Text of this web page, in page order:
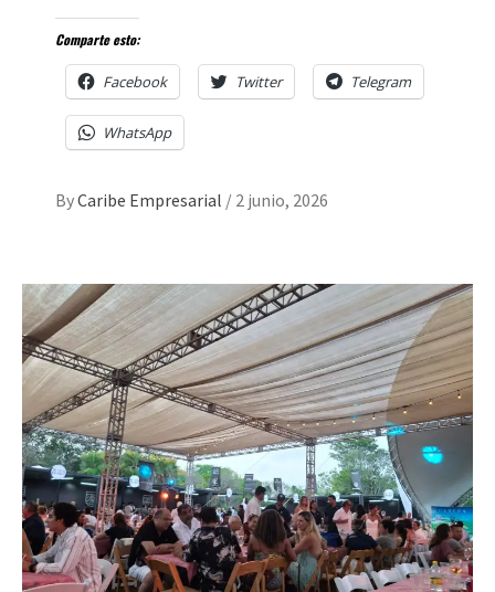
Comparte esto:
Facebook Twitter Telegram
WhatsApp
ByCaribe Empresarial / 2 junio, 2026